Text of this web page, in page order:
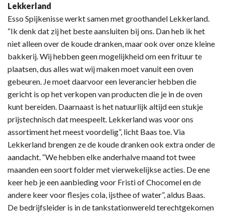
Lekkerland
Esso Spijkenisse werkt samen met groothandel Lekkerland.
“Ik denk dat zij het beste aansluiten bij ons. Dan heb ik het
niet alleen over de koude dranken, maar ook over onze kleine
bakkerij. Wij hebben geen mogelijkheid om een frituur te
plaatsen, dus alles wat wij maken moet vanuit een oven
gebeuren. Je moet daarvoor een leverancier hebben die
gericht is op het verkopen van producten die je in de oven
kunt bereiden. Daarnaast is het natuurlijk altijd een stukje
prijstechnisch dat meespeelt. Lekkerland was voor ons
assortiment het meest voordelig”, licht Baas toe. Via
Lekkerland brengen ze de koude dranken ook extra onder de
aandacht. “We hebben elke anderhalve maand tot twee
maanden een soort folder met vierwekelijkse acties. De ene
keer heb je een aanbieding voor Fristi of Chocomel en de
andere keer voor flesjes cola, ijsthee of water”, aldus Baas.
De bedrijfsleider is in de tankstationwereld terechtgekomen